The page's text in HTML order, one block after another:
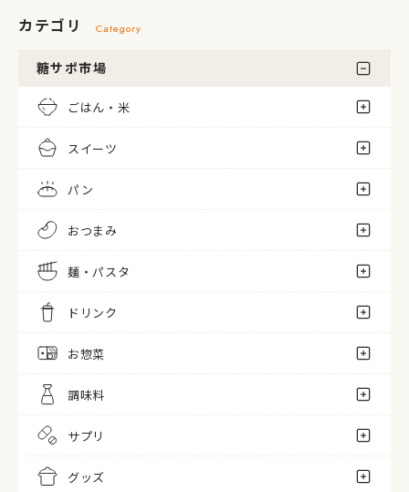
カテゴリ Category
糖サポ市場
ごはん・米
スイーツ
パン
おつまみ
麺・パスタ
ドリンク
お惣菜
調味料
サプリ
グッズ